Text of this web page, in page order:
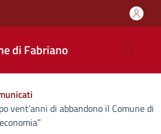
di Fabriano
vent’anni di abbandono il Comune di